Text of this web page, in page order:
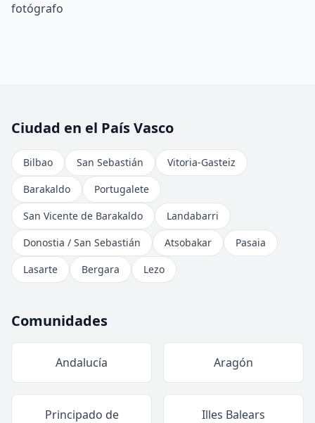
fotógrafo
Ciudad en el País Vasco
Bilbao San Sebastián
Vitoria-Gasteiz
Barakaldo
Portugalete
San Vicente de Barakaldo
Landabarri
Donostia / San Sebastián
Atsobakar
Pasaia
Lasarte
Bergara Lezo
Comunidades
Andalucía Aragón
Principado de
Illes Balears